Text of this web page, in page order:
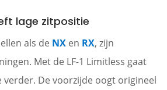
lage zitpositie
als de NX en RX, zijn
Met de LF-1 Limitless gaat
verder. De voorzijde oogt origineel